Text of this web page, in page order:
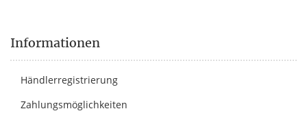
Informationen
Händlerregistrierung
Zahlungsmöglichkeiten